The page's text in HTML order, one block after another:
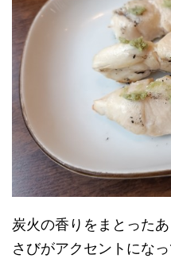
炭火の香りをまとった
さびがアクセントになっ